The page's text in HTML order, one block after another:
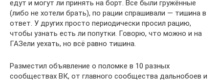
едут и могут ли принять на борт. Все были гружённые
(либо не хотели брать), по рации спрашивали — тишина в
ответ. У других просто периодически просил рацию,
чтобы узнать есть ли попутки. Говорю, что можно и на
ГАЗели уехать, но всё равно тишина.
Разместил объявление о поломке в 10 разных
сообществах ВК, от главного сообщества дальнобоев и